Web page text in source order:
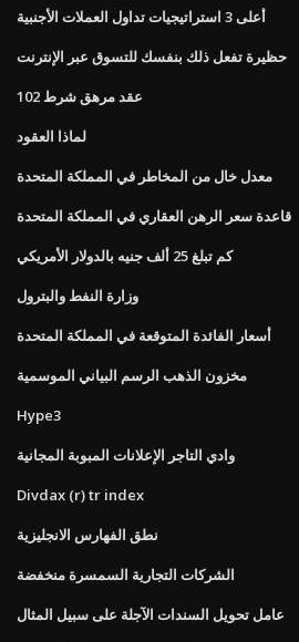
أعلى 3 استراتيجيات تداول العملات الأجنبية
حظيرة تفعل ذلك بنفسك للتسوق عبر الإنترنت
عقد مرهق شرط 102
لماذا العقود
معدل خال من المخاطر في المملكة المتحدة
قاعدة سعر الرهن العقاري في المملكة المتحدة
كم تبلغ 25 ألف جنيه بالدولار الأمريكي
وزارة النفط والبترول
أسعار الفائدة المتوقعة في المملكة المتحدة
مخزون الذهب الرسم البياني الموسمية
Hype3
وادي التاجر الإعلانات المبوبة المجانية
Divdax (r) tr index
نطق الفهارس الانجليزية
الشركات التجارية السمسرة منخفضة
عامل تحويل السندات الآجلة على سبيل المثال